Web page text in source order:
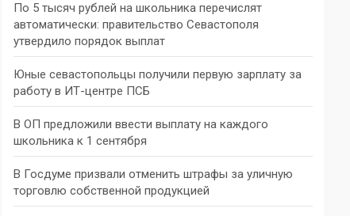
По 5 тысяч рублей на школьника перечислят
автоматически: правительство Севастополя
утвердило порядок выплат
Юные севастопольцы получили первую зарплату за
работу в ИТ-центре ПСБ
В ОП предложили ввести выплату на каждого
школьника к 1 сентября
В Госдуме призвали отменить штрафы за уличную
торговлю собственной продукцией